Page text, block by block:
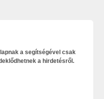
a segítségével csak
a hirdetésről.